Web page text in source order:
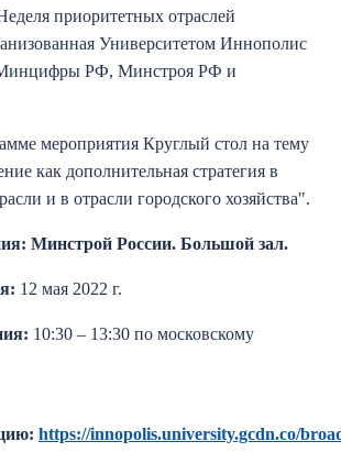
приоритетных отраслей
Университетом Иннополис
РФ, Минстроя РФ и
мероприятия Круглый стол на тему
как дополнительная стратегия в
и в отрасли городского хозяйства".
Минстрой России. Большой зал.
12 мая 2022 г.
10:30 – 13:30 по московскому
https://innopolis.university.gcdn.co/